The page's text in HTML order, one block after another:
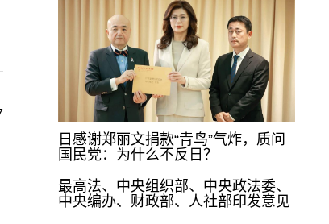
日感谢郑丽文捐款“青鸟”气炸，质问
国民党：为什么不反日？
最高法、中央组织部、中央政法委、
中央编办、财政部、人社部印发意见